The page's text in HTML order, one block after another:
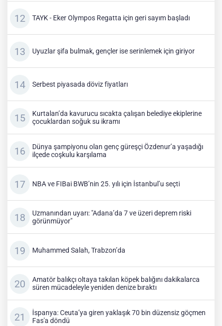
TAYK - Eker Olympos Regatta için geri sayım başladı
Uyuzlar şifa bulmak, gençler ise serinlemek için giriyor
Serbest piyasada döviz fiyatları
Kurtalan’da kavurucu sıcakta çalışan belediye ekiplerine
çocuklardan soğuk su ikramı
Dünya şampiyonu olan genç güreşçi Özdenur’a yaşadığı
ilçede coşkulu karşılama
NBA ve FIBai BWB’nin 25. yılı için İstanbul’u seçti
Uzmanından uyarı: "Adana’da 7 ve üzeri deprem riski
görünmüyor"
Muhammed Salah, Trabzon’da
Amatör balıkçı oltaya takılan köpek balığını dakikalarca
süren mücadeleyle yeniden denize bıraktı
İspanya: Ceuta’ya giren yaklaşık 70 bin düzensiz göçmen
Fas'a döndü